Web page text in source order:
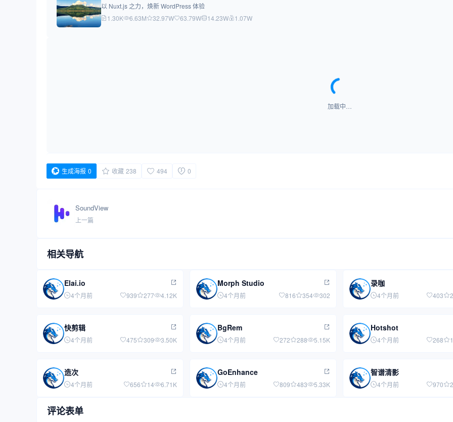
以 Nuxt.js 之力，焕新 WordPress 体验
1.30K
6.63M 32.97W 63.79W 14.23W 1.07W
加载中…
生成海报 0 收藏 238 494 0
SoundView
上一篇
相关导航
Elai.io
4个月前 939 277 4.12K
Morph Studio
4个月前 816 354 302
录咖
4个月前 403
快剪辑
4个月前 475 309 3.50K
BgRem
4个月前 272 288 5.15K
Hotshot
4个月前 268
造次
4个月前 656 14 6.71K
GoEnhance
4个月前 809 483 5.33K
智谱清影
4个月前 970
评论表单